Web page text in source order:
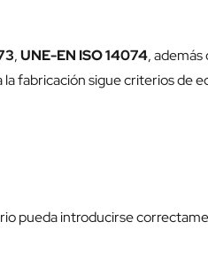
,UNE-EN ISO 14074, además
fabricación sigue criterios de
pueda introducirse